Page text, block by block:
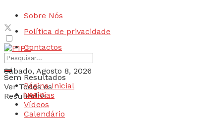
Sobre Nós
Política de privacidade
Contactos
Sábado, Agosto 8, 2026
Login
Sem Resultados
Ver Todos os
Resultados
Página Inicial
Notícias
Vídeos
Calendário